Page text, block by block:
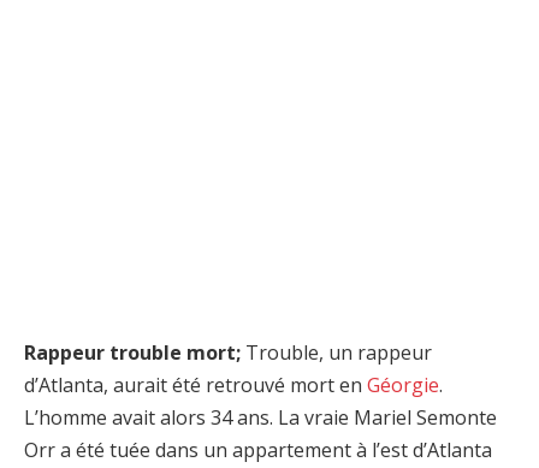
Rappeur trouble mort; Trouble, un rappeur
d’Atlanta, aurait été retrouvé mort en Géorgie.
L’homme avait alors 34 ans. La vraie Mariel Semonte
Orr a été tuée dans un appartement à l’est d’Atlanta